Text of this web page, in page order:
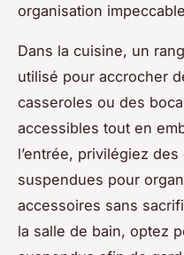
organisation
Dans la cuisine, un
utilisé pour accrocher
casseroles ou des
accessibles tout en
l’entrée, privilégiez
suspendues pour
accessoires sans
la salle de bain, optez